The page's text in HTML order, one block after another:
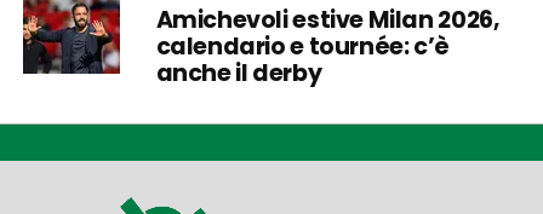
Amichevoli estive Milan 2026,
calendario e tournée: c’è
anche il derby